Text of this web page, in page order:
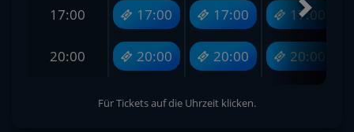
17:00 17:00 17:00 17:00
20:00 20:00 20:00 20:00
Für Tickets auf die Uhrzeit klicken.